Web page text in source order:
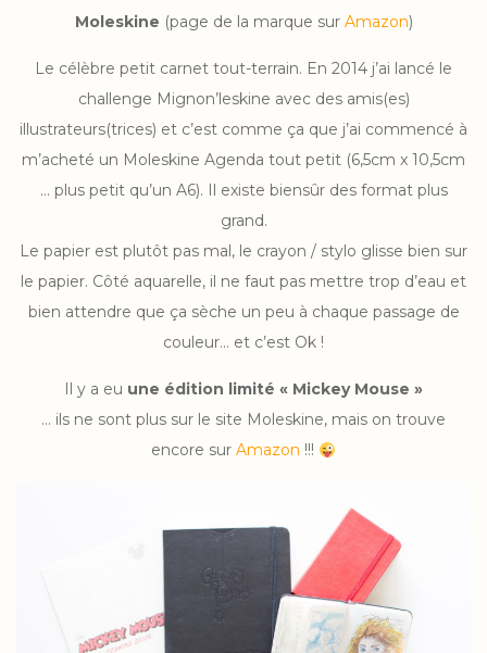
Moleskine (page de la marque sur Amazon)
Le célèbre petit carnet tout-terrain. En 2014 j’ai lancé le
challenge Mignon’leskine avec des amis(es)
illustrateurs(trices) et c’est comme ça que j’ai commencé à
m’acheté un Moleskine Agenda tout petit (6,5cm x 10,5cm
… plus petit qu’un A6). Il existe biensûr des format plus
grand.
Le papier est plutôt pas mal, le crayon / stylo glisse bien sur
le papier. Côté aquarelle, il ne faut pas mettre trop d’eau et
bien attendre que ça sèche un peu à chaque passage de
couleur… et c’est Ok !
Il y a eu une édition limité « Mickey Mouse »
… ils ne sont plus sur le site Moleskine, mais on trouve
encore surAmazon !!!